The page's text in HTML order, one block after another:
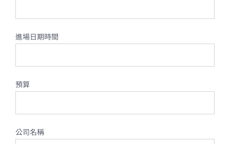
進場日期時間
預算
公司名稱